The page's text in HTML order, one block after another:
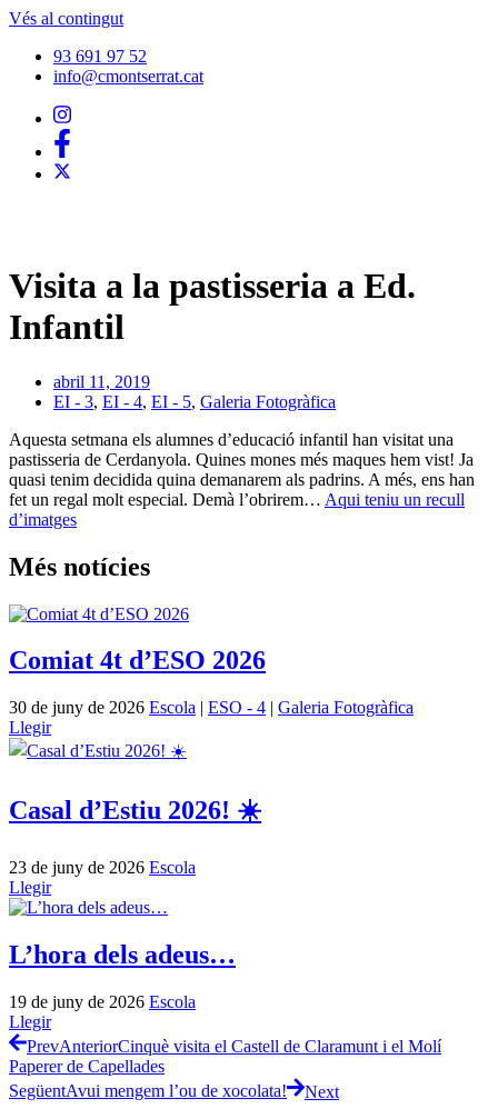
Vés al contingut
93 691 97 52
info@cmontserrat.cat
Visita a la pastisseria a Ed.
Infantil
abril 11, 2019
EI - 3, EI - 4, EI - 5, Galeria Fotogràfica
Aquesta setmana els alumnes d’educació infantil han visitat una
pastisseria de Cerdanyola. Quines mones més maques hem vist! Ja
quasi tenim decidida quina demanarem als padrins. A més, ens han
fet un regal molt especial. Demà l’obrirem… Aqui teniu un recull
d’imatges
Més notícies
Comiat 4t d’ESO 2026
30 de juny de 2026 Escola | ESO - 4 | Galeria Fotogràfica
Llegir
Casal d’Estiu 2026! ☀️
23 de juny de 2026 Escola
Llegir
L’hora dels adeus…
19 de juny de 2026 Escola
Llegir
PrevAnteriorCinquè visita el Castell de Claramunt i el Molí
Paperer de Capellades
SegüentAvui mengem l’ou de xocolata! Next